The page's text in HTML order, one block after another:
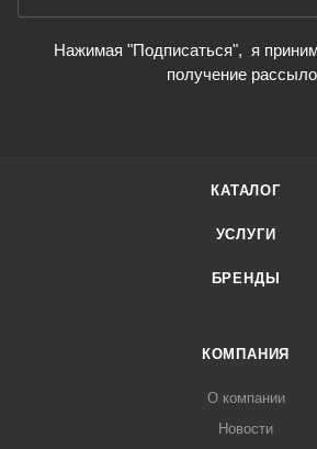
Нажимая "Подписаться", я
получение
КАТАЛОГ
УСЛУГИ
БРЕНДЫ
КОМПАНИЯ
О компании
Новости